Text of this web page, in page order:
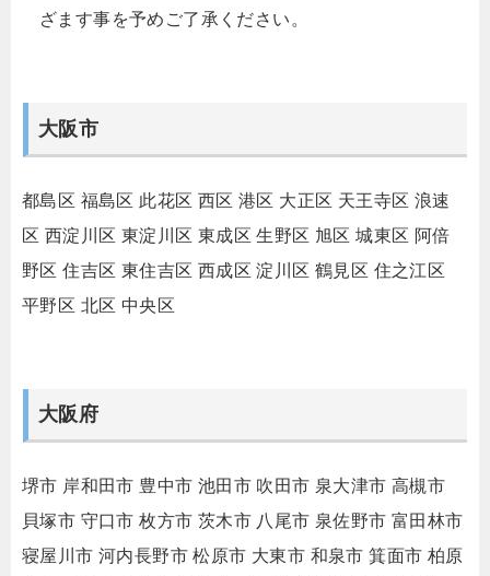
ざます事を予めご了承ください。
大阪市
都島区 福島区 此花区 西区 港区 大正区 天王寺区 浪速
区 西淀川区 東淀川区 東成区 生野区 旭区 城東区 阿倍
野区 住吉区 東住吉区 西成区 淀川区 鶴見区 住之江区
平野区 北区 中央区
大阪府
堺市 岸和田市 豊中市 池田市 吹田市 泉大津市 高槻市
貝塚市 守口市 枚方市 茨木市 八尾市 泉佐野市 富田林市
寝屋川市 河内長野市 松原市 大東市 和泉市 箕面市 柏原